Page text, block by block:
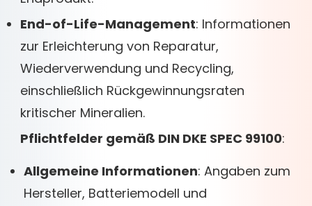
End-of-Life-Management: Informationen
zur Erleichterung von Reparatur,
Wiederverwendung und Recycling,
einschließlich Rückgewinnungsraten
kritischer Mineralien.
Pflichtfelder gemäß DIN DKE SPEC 99100:
Allgemeine Informationen: Angaben zum
Hersteller, Batteriemodell und